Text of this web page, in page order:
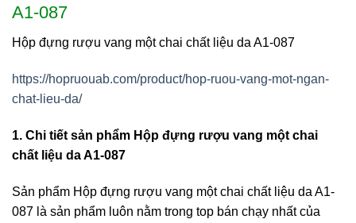
A1-087
Hộp đựng rượu vang một chai chất liệu da A1-087
https://hopruouab.com/product/hop-ruou-vang-mot-ngan-
chat-lieu-da/
1. Chi tiết sản phẩm Hộp đựng rượu vang một chai
chất liệu da A1-087
Sản phẩm Hộp đựng rượu vang một chai chất liệu da A1-
087 là sản phẩm luôn nằm trong top bán chạy nhất của